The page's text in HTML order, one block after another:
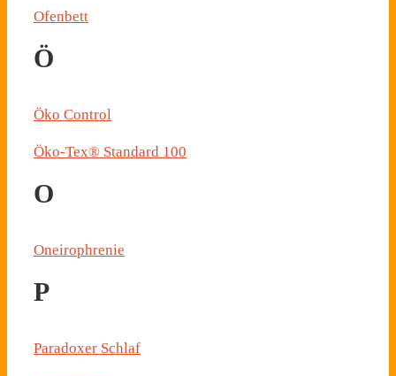
Ofenbett
Ö
Öko Control
Öko-Tex® Standard 100
O
Oneirophrenie
P
Paradoxer Schlaf